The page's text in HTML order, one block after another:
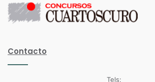
Contacto
Tels: